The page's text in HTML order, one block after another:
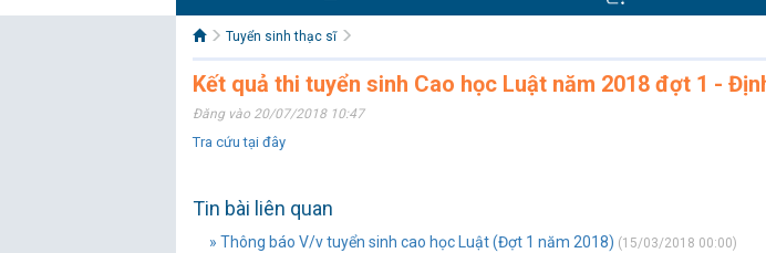
Tuyển sinh thạc sĩ
Kết quả thi tuyển sinh Cao học Luật năm 2018 đợt 1 -
Đăng vào 20/07/2018 10:47
Tra cứu tại đây
Tin bài liên quan
» Thông báo V/v tuyển sinh cao học Luật (Đợt 1 năm 2018) (15/03/2018 00:00)